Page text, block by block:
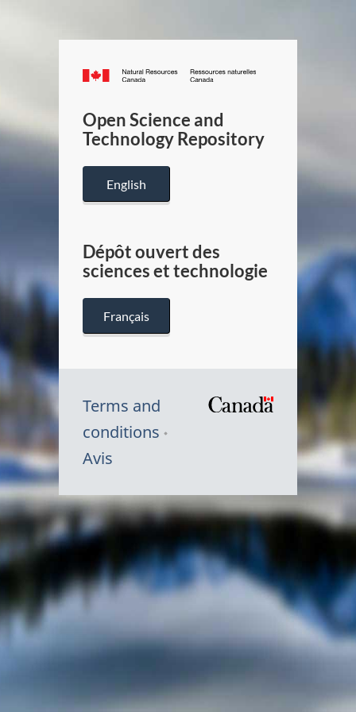
Canada.ca
/
Canada
Open Science and
Technology Repository
English
Dépôt ouvert des
sciences et technologie
Français
Terms and
conditions
Avis
Symbole
du
Canada